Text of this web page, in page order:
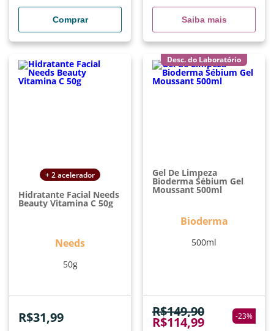
Comprar Saiba mais
+ 2 acelerador
Hidratante Facial Needs
Beauty Vitamina C 50g
Needs
50g
R$31,99
Desc. do Laboratório
Gel De Limpeza
Bioderma Sébium Gel
Moussant 500ml
Bioderma
500ml
R$149,90
R$114,99 -23%